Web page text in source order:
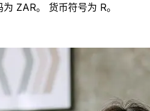
ZAR。 货币符号为 R。